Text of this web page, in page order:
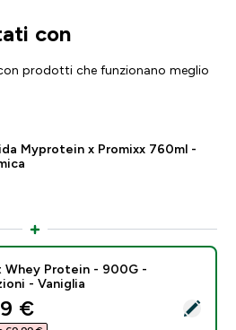
con
prodotti che funzionano meglio
Myprotein x Promixx 760ml -
prodotto - Impact Whey Protein -
Whey Protein - 900G -
- Vaniglia
price
€‎